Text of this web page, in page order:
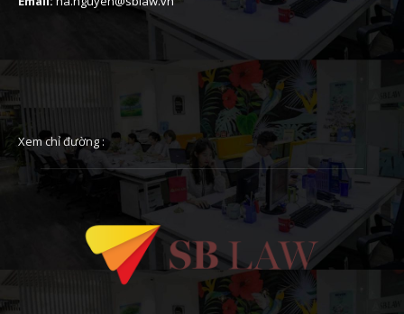
Xem chỉ đường :